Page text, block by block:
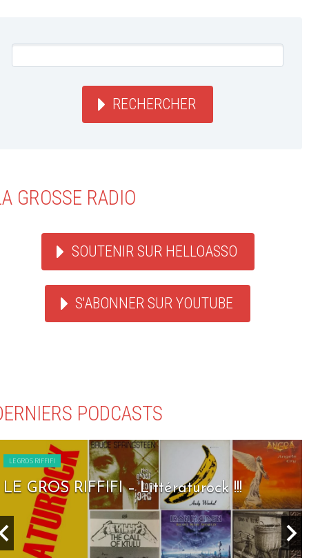
RECHERCHER
GROSSE RADIO
SOUTENIR SUR HELLOASSO
S'ABONNER SUR YOUTUBE
PODCASTS
LE GROS RIFFIFI
LE GROS RIFFIFI – Littératurock !!!